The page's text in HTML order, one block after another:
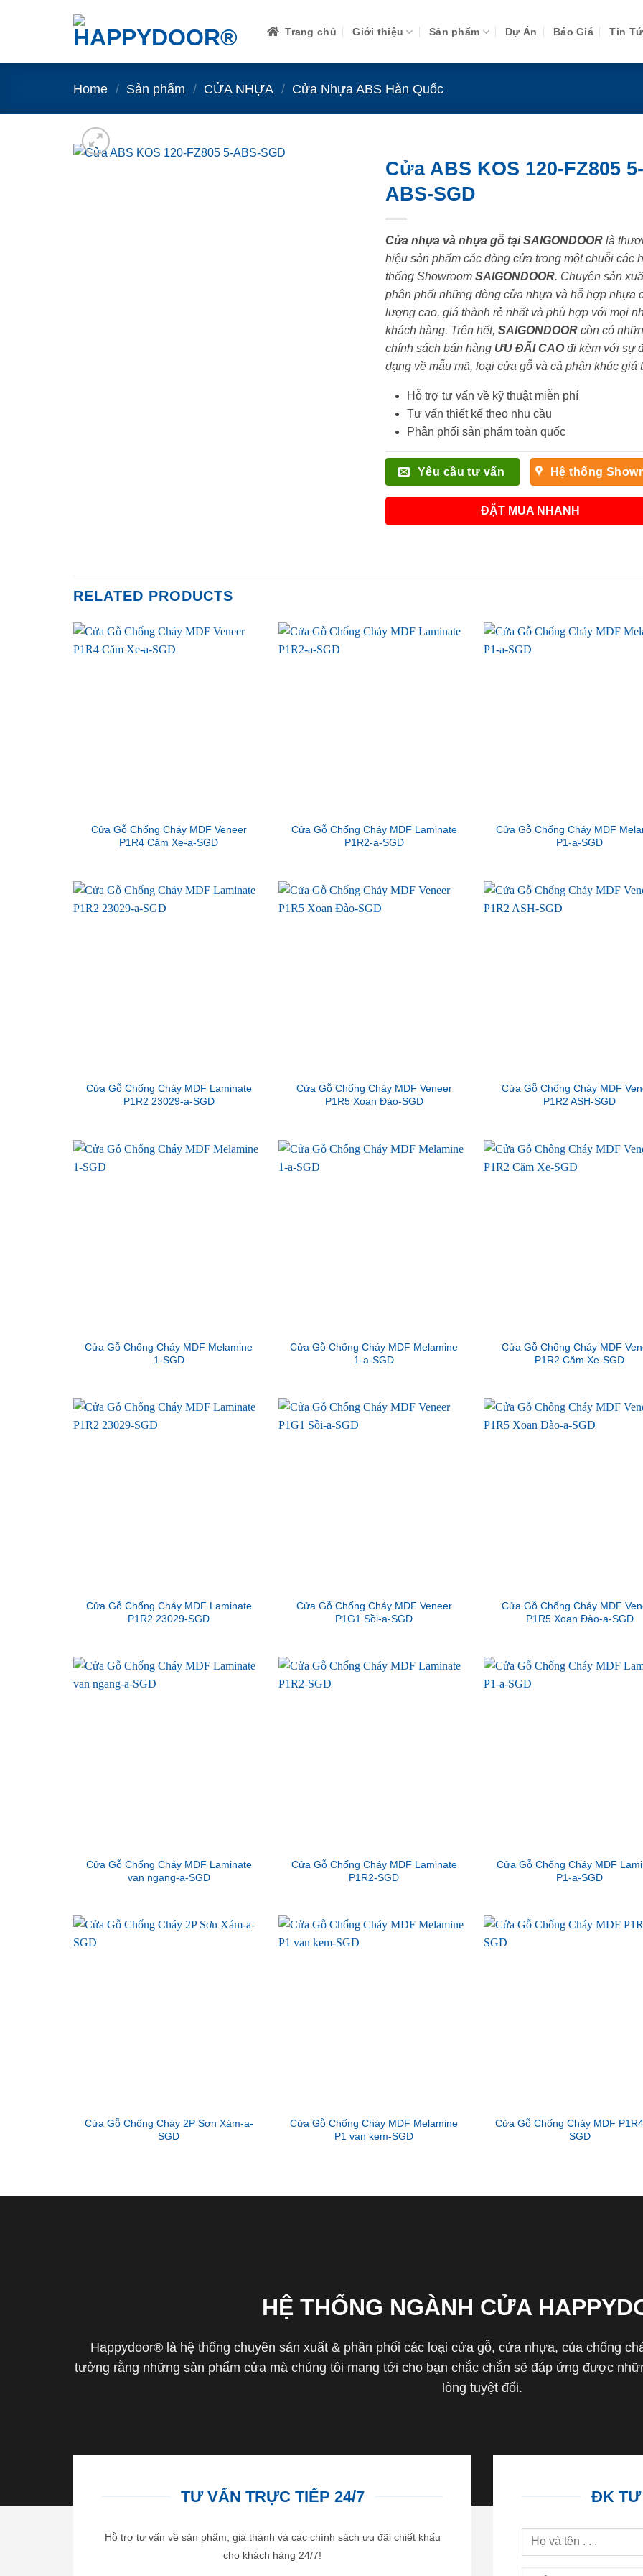
Trang chủ Giới thiệu Sản phẩm Dự Án Báo Giá Tin
Home / Sản phẩm / CỬA NHỰA / Cửa Nhựa ABS Hàn Quốc
Cửa ABS KOS 120-FZ805 5-
ABS-SGD
Cửa nhựa và nhựa gỗ tại SAIGONDOORlà
hiệu sản phẩm các dòng cửa trong một chuỗi các
thống Showroom SAIGONDOOR. Chuyên sản
phân phối những dòng cửa nhựa và hỗ hợp nhựa
lượng cao, giá thành rẻ nhất và phù hợp với mọi
khách hàng. Trên hết, SAIGONDOORcòn có
chính sách bán hàng ƯU ĐÃI CAOđi kèm với sự
dạng về mẫu mã, loại cửa gỗ và cả phân khúc giá
Hỗ trợ tư vấn về kỹ thuật miễn phí
Tư vấn thiết kế theo nhu cầu
Phân phối sản phẩm toàn quốc
Yêu cầu tư vấn Hệ thống
ĐẶT MUA NHANH
RELATED PRODUCTS
Cửa Gỗ Chống Cháy MDF Veneer
P1R4 Căm Xe-a-SGD
Cửa Gỗ Chống Cháy MDF Laminate
P1R2-a-SGD
Cửa Gỗ Chống Cháy MDF
P1-a-SGD
Cửa Gỗ Chống Cháy MDF Laminate
P1R2 23029-a-SGD
Cửa Gỗ Chống Cháy MDF Veneer
P1R5 Xoan Đào-SGD
Cửa Gỗ Chống Cháy MDF
P1R2 ASH-SGD
Cửa Gỗ Chống Cháy MDF Melamine
1-SGD
Cửa Gỗ Chống Cháy MDF Melamine
1-a-SGD
Cửa Gỗ Chống Cháy MDF
P1R2 Căm Xe-SGD
Cửa Gỗ Chống Cháy MDF Laminate
P1R2 23029-SGD
Cửa Gỗ Chống Cháy MDF Veneer
P1G1 Sồi-a-SGD
Cửa Gỗ Chống Cháy MDF
P1R5 Xoan Đào-a-SGD
Cửa Gỗ Chống Cháy MDF Laminate
van ngang-a-SGD
Cửa Gỗ Chống Cháy MDF Laminate
P1R2-SGD
Cửa Gỗ Chống Cháy MDF
P1-a-SGD
Cửa Gỗ Chống Cháy 2P Sơn Xám-a-
SGD
Cửa Gỗ Chống Cháy MDF Melamine
P1 van kem-SGD
Cửa Gỗ Chống Cháy MDF
SGD
HỆ THỐNG NGÀNH CỬA
Happydoor® là hệ thống chuyên sản xuất & phân phối các loại cửa gỗ, cửa nhựa, của chống
tưởng rằng những sản phẩm cửa mà chúng tôi mang tới cho bạn chắc chắn sẽ đáp ứng được
lòng tuyệt đối.
TƯ VẤN TRỰC TIẾP 24/7
Hỗ trợ tư vấn về sản phẩm, giá thành và các chính sách ưu đãi chiết khấu
cho khách hàng 24/7!
ĐK TƯ